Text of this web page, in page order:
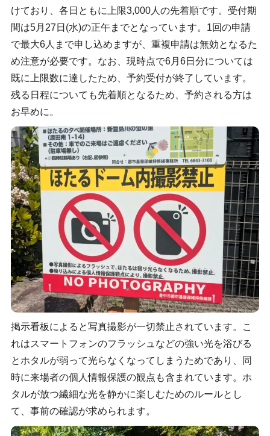
けており、各日ともに上限3,000人の先着順です。受付期
間は5月27日(水)の正午までとなっています。1回の申請
で最大6人まで申し込めますが、重複申請は無効となるた
め注意が必要です。なお、現時点で6月6日分については
既に上限数に達したため、予約受付が終了しています。
残る日程についても先着順となるため、予約される方は
お早めに。
掲示看板によると写真撮影が一切禁止されています。こ
れはスマートフォンのフラッシュなどの強い光を浴びる
とホタルが弱って光らなくなってしまうためであり、同
時に来場者の個人情報保護の観点も含まれています。ホ
タルが放つ繊細な光を静かに楽しむためのルールとし
て、事前の確認が求められます。